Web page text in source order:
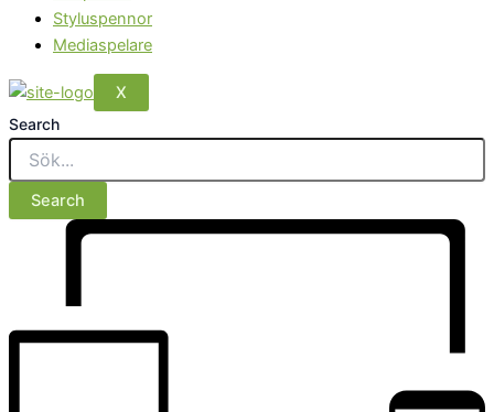
Styluspennor
Mediaspelare
X
Search
Search